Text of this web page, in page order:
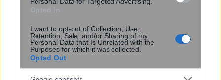
I want to opt-out of Collection, Use,
Retention, Sale, and/or Sharing of my
Personal Data that Is Unrelated with the
Purposes for which it was collected.
Opted Out
, 2 Φεβρουαρίου 2022 || Οικονομία